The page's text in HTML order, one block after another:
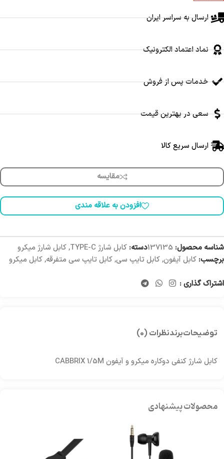
ارسال به سراسر ایران
نماد اعتماد الکترونیک
خدمات پس از فروش
سعی در بهترین قیمت
ارسال سریع کالا
مقایسه
افزودن به علاقه مندی
شناسه محصول: 137135دسته: کابل شارژ TYPE-C ,کابل شارژ میکرو
برچسب: کابل آیفون,کابل تایپ سی,کابل تایپ سی متفرقه,کابل میکرو
اشتراک گذاری :
توضیحاتبرندنظرات (0)
کابل شارژ کنفی دوکاره میکرو و آیفون CABBRIX 1/5M
محصولات پیشنهادی